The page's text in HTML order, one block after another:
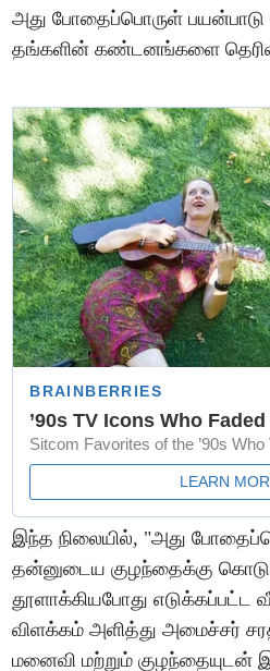
அது போதைப்பொருள் பயன்பாடு
தங்களின் கண்டனங்களை
இந்த நிலையில், "அது
தன்னுடைய குழந்தைக்கு
தூளாக்கியபோது எடுக்கப்பட்ட
விளக்கம் அளித்து அமைச்சர்
மனைவி மற்றும்